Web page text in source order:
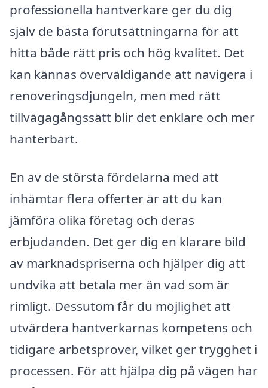
professionella hantverkare ger du dig
själv de bästa förutsättningarna för att
hitta både rätt pris och hög kvalitet. Det
kan kännas överväldigande att navigera i
renoveringsdjungeln, men med rätt
tillvägagångssätt blir det enklare och mer
hanterbart.
En av de största fördelarna med att
inhämtar flera offerter är att du kan
jämföra olika företag och deras
erbjudanden. Det ger dig en klarare bild
av marknadspriserna och hjälper dig att
undvika att betala mer än vad som är
rimligt. Dessutom får du möjlighet att
utvärdera hantverkarnas kompetens och
tidigare arbetsprover, vilket ger trygghet i
processen. För att hjälpa dig på vägen har